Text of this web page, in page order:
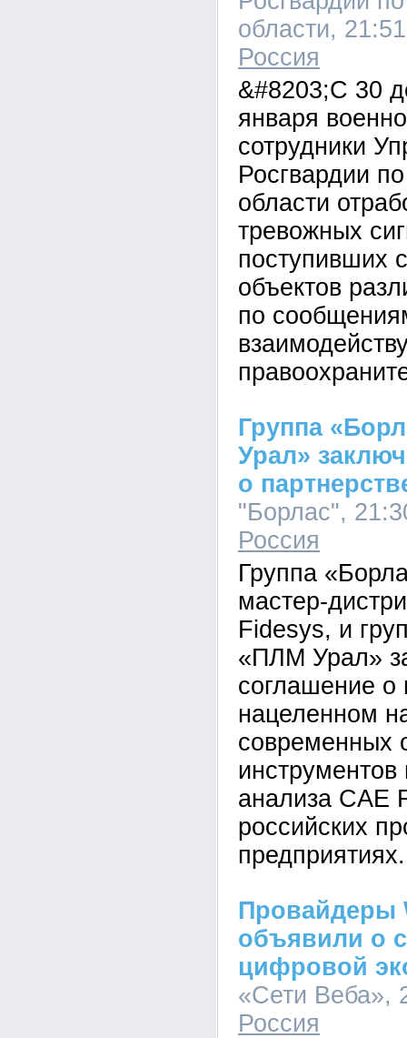
области,
Россия
&#8203;С 30
января
сотрудники
Росгвардии
области
тревожных
поступивших
объектов
по
Группа
Урал»
о
"Борлас",
Россия
Группа
мастер-
Fidesys, и
«ПЛМ Урал»
соглашение о
нацеленном
современных
инструментов
анализа CAE
российских
предприятиях.
Провайдеры
объявили о
цифровой
«Сети Веба»,
Россия